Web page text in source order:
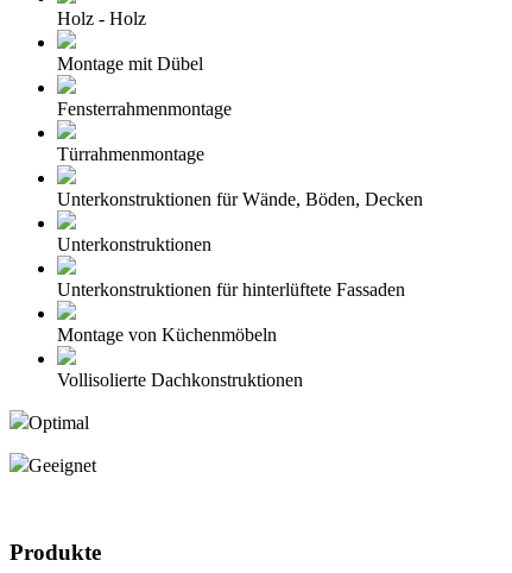
Holz - Holz
Montage mit Dübel
Fensterrahmenmontage
Türrahmenmontage
Unterkonstruktionen für Wände, Böden, Decken
Unterkonstruktionen
Unterkonstruktionen für hinterlüftete Fassaden
Montage von Küchenmöbeln
Vollisolierte Dachkonstruktionen
Optimal
Geeignet
Produkte